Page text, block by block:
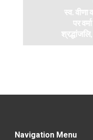
स्व. वीणा
पर
Navigation Menu